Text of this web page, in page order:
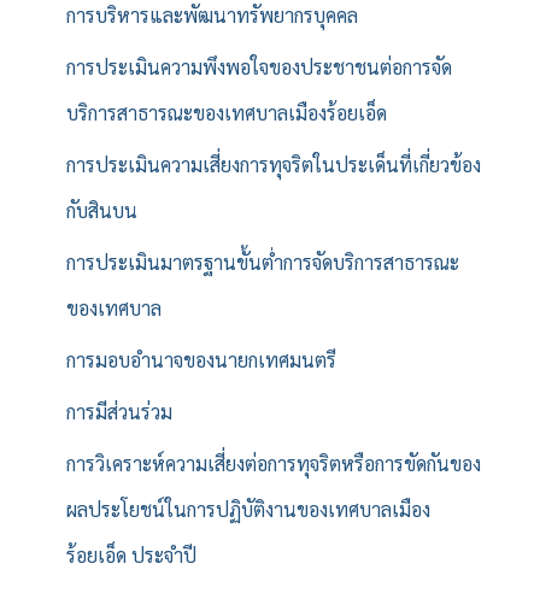
การบริหารและพัฒนาทรัพยากรบุคคล
การประเมินความพึงพอใจของประชาชนต่อการจัด
บริการสาธารณะของเทศบาลเมืองร้อยเอ็ด
การประเมินความเสี่ยงการทุจริตในประเด็นที่เกี่ยวข้อง
กับสินบน
การประเมินมาตรฐานขั้นต่ำการจัดบริการสาธารณะ
ของเทศบาล
การมอบอำนาจของนายกเทศมนตรี
การมีส่วนร่วม
การวิเคราะห์ความเสี่ยงต่อการทุจริตหรือการขัดกันของ
ผลประโยชน์ในการปฏิบัติงานของเทศบาลเมือง
ร้อยเอ็ด ประจำปี